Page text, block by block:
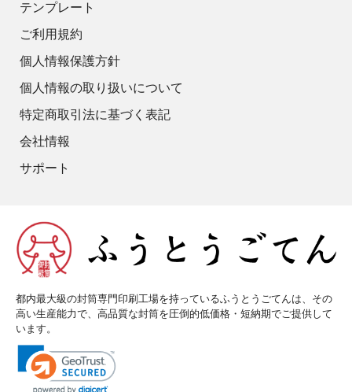
テンプレート
ご利用規約
個人情報保護方針
個人情報の取り扱いについて
特定商取引法に基づく表記
会社情報
サポート
都内最大級の封筒専門印刷工場を持っているふうとうごてんは、その
高い生産能力で、高品質な封筒を圧倒的低価格・短納期でご提供して
います。